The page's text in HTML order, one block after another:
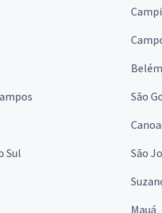
Belém
São
Sul São
Mauá